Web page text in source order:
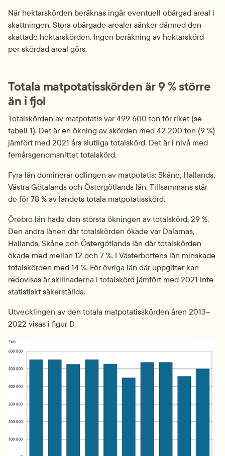
När hektarskörden beräknas ingår eventuell obärgad areal i
skattningen. Stora obärgade arealer sänker därmed den
skattade hektarskörden. Ingen beräkning av hektarskörd
per skördad areal görs.
Totala matpotatisskörden är 9 % större
än i fjol
Totalskörden av matpotatis var 499 600 ton för riket (se
tabell 1). Det är en ökning av skörden med 42 200 ton (9 %)
jämfört med 2021 års slutliga totalskörd. Det är i nivå med
femårs­genom­snittet totalskörd.
Fyra län dominerar odlingen av matpotatis: Skåne, Hallands,
Västra Götalands och Östergötlands län. Tillsammans står
de för 78 % av landets totala matpotatisskörd.
Örebro län hade den största ökningen av totalskörd, 29 %.
Den andra länen där totalskörden ökade var Dalarnas,
Hallands, Skåne och Östergötlands län där totalskörden
ökade med mellan 12 och 7 %. I Västerbottens län minskade
totalskörden med 14 %. För övriga län där uppgifter kan
redovisas är skillnaderna i totalskörd jämfört med 2021 inte
statistiskt säkerställda.
Utvecklingen av den totala matpotatisskörden åren 2013–
2022 visas i figur D.